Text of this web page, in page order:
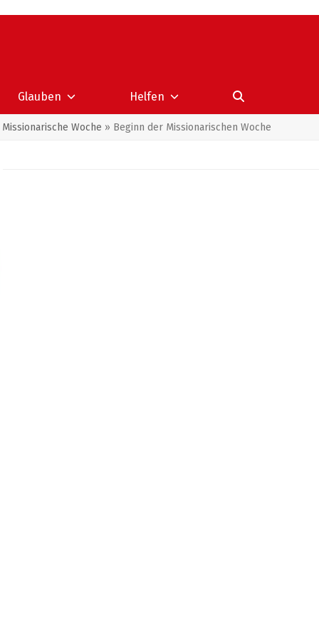
Glauben Helfen
Missionarische Woche » Beginn der Missionarischen Woche